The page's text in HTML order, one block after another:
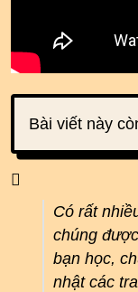
Bài viết này
Có rất
chúng
bạn học,
nhật các